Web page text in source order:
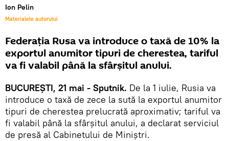
Ion Pelin
Materialele autorului
Federația Rusa va introduce o taxă de 10% la
exportul anumitor tipuri de cherestea, tariful
va fi valabil până la sfârșitul anului.
BUCUREȘTI, 21 mai - Sputnik. De la 1 iulie, Rusia va
introduce o taxă de zece la sută la exportul anumitor
tipuri de cherestea prelucrată aproximativ; tariful va
fi valabil până la sfârșitul anului, a declarat serviciul
de presă al Cabinetului de Miniștri.